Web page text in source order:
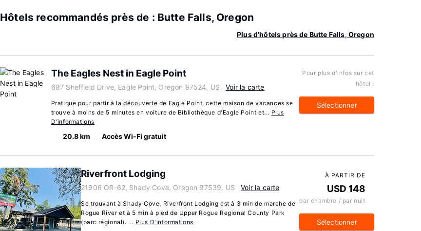
Hôtels recommandés près de : Butte Falls, Oregon
Plus d'hôtels près de Butte Falls, Oregon
The Eagles Nest in Eagle Point
687 Sheffield Drive, Eagle Point, Oregon 97524, US Voir la carte
Pratique pour partir à la découverte de Eagle Point, cette maison de vacances se
trouve à moins de 5 minutes en voiture de Bibliothèque d'Eagle Point et... Plus
D'informations
20.8 km Accès Wi-Fi gratuit
Pour plus d'infos sur cet
hôtel :
Sélectionner
Riverfront Lodging
21906 OR-62, Shady Cove, Oregon 97539, US Voir la carte
Se trouvant à Shady Cove, Riverfront Lodging est à 3 min de marche de
Rogue River et à 5 min à pied de Upper Rogue Regional County Park
(parc régional). ... Plus D'informations
À PARTIR DE
USD 148
par chambre / par nuit
Sélectionner